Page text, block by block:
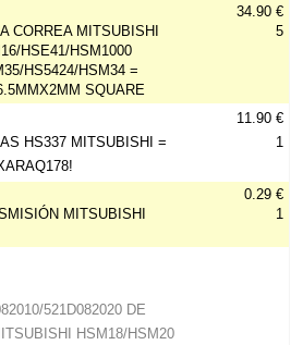
CORREA MITSUBISHI
HSE41/HSM1000
HS5424/HSM34 =
SQUARE
34.90 €
5
HS337 MITSUBISHI =
11.90 €
1
MITSUBISHI
0.29 €
1
521D082020 DE
HSM18/HSM20